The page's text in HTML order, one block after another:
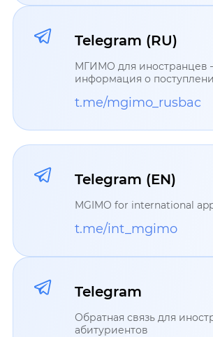
Telegram (RU)
МГИМО для иностранцев
информация о
t.me/mgimo_rusbac
Telegram (EN)
MGIMO for international
t.me/int_mgimo
Telegram
Обратная связь для
абитуриентов